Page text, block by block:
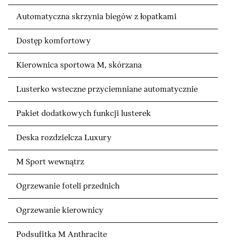
Automatyczna skrzynia biegów z łopatkami
Dostęp komfortowy
Kierownica sportowa M, skórzana
Lusterko wsteczne przyciemniane automatycznie
Pakiet dodatkowych funkcji lusterek
Deska rozdzielcza Luxury
M Sport wewnątrz
Ogrzewanie foteli przednich
Ogrzewanie kierownicy
Podsufitka M Anthracite